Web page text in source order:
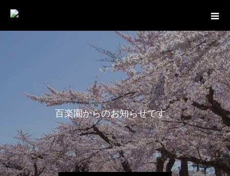
百楽園からのお知らせです。